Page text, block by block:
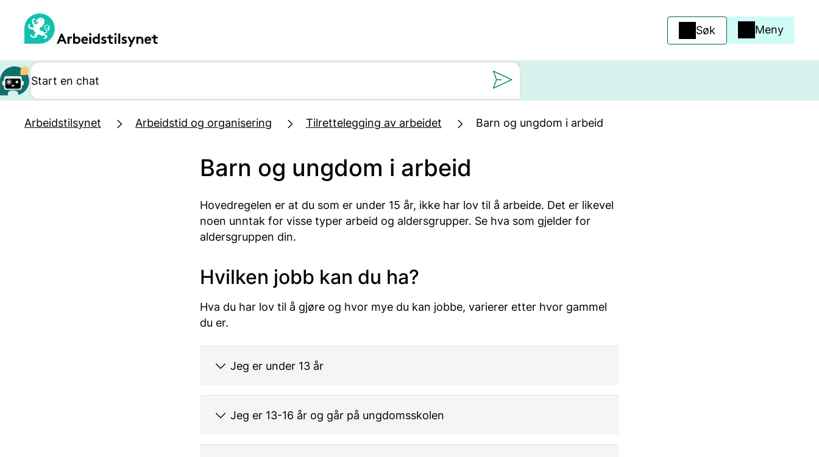
hovedinnhold
Søk Meny
Arbeidstilsynet Arbeidstid og organisering Tilrettelegging av arbeidet Barn og ungdom i arbeid
Barn og ungdom i arbeid
Hovedregelen er at du som er under 15 år, ikke har lov til å arbeide. Det er likevel
noen unntak for visse typer arbeid og aldersgrupper. Se hva som gjelder for
aldersgruppen din.
Hvilken jobb kan du ha?
Hva du har lov til å gjøre og hvor mye du kan jobbe, varierer etter hvor gammel
du er.
Jeg er under 13 år
Jeg er 13-16 år og går på ungdomsskolen